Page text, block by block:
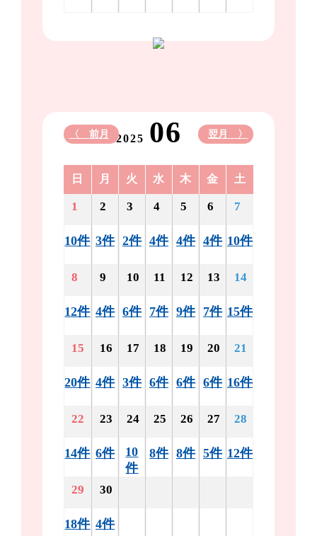
2025 06
〈 前月 翌月 〉
日 月 火 水 木 金 土
1
10件
2
3件
3
2件
4
4件
5
4件
6
4件
7
10件
8
12件
9
4件
10
6件
11
7件
12
9件
13
7件
14
15件
15
20件
16
4件
17
3件
18
6件
19
6件
20
6件
21
16件
22
14件
23
6件
24
10
件
25
8件
26
8件
27
5件
28
12件
29
18件
30
4件